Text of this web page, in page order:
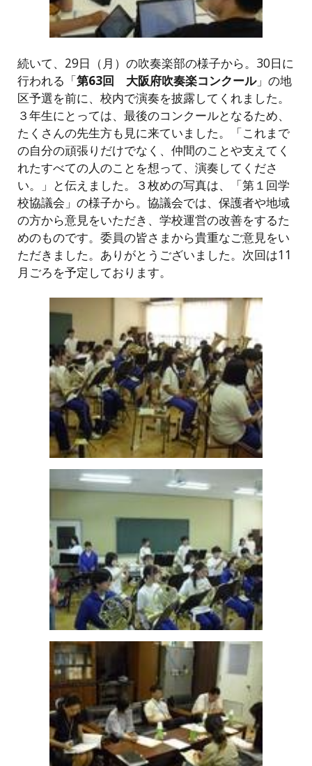
続いて、29日（月）の吹奏楽部の様子から。30日に
行われる「第63回 大阪府吹奏楽コンクール」の地
区予選を前に、校内で演奏を披露してくれました。
３年生にとっては、最後のコンクールとなるため、
たくさんの先生方も見に来ていました。「これまで
の自分の頑張りだけでなく、仲間のことや支えてく
れたすべての人のことを想って、演奏してくださ
い。」と伝えました。３枚めの写真は、「第１回学
校協議会」の様子から。協議会では、保護者や地域
の方から意見をいただき、学校運営の改善をするた
めのものです。委員の皆さまから貴重なご意見をい
ただきました。ありがとうございました。次回は11
月ごろを予定しております。